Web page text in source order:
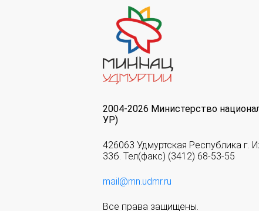
2004-2026 Министерство
УР)
426063 Удмуртская Республика г.
33б. Тел(факс) (3412) 68-53-55
mail@mn.udmr.ru
Все права защищены.